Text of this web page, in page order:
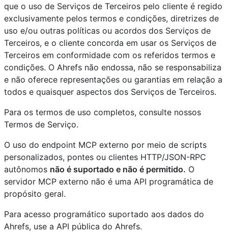
que o uso de Serviços de Terceiros pelo cliente é regido
exclusivamente pelos termos e condições, diretrizes de
uso e/ou outras políticas ou acordos dos Serviços de
Terceiros, e o cliente concorda em usar os Serviços de
Terceiros em conformidade com os referidos termos e
condições. O Ahrefs não endossa, não se responsabiliza
e não oferece representações ou garantias em relação a
todos e quaisquer aspectos dos Serviços de Terceiros.
Para os termos de uso completos, consulte nossos
Termos de Serviço.
O uso do endpoint MCP externo por meio de scripts
personalizados, pontes ou clientes HTTP/JSON-RPC
autônomos não é suportado e não é permitido. O
servidor MCP externo não é uma API programática de
propósito geral.
Para acesso programático suportado aos dados do
Ahrefs, use a API pública do Ahrefs.